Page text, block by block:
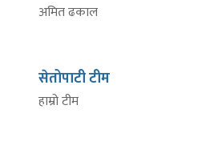
अमित ढकाल
सेतोपाटी टीम
हाम्रो टीम